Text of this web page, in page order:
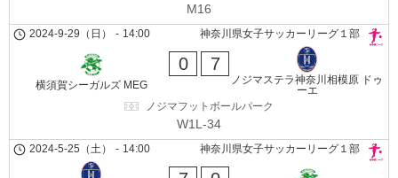
M16
神奈川県女子サッカーリーグ１部
2024-9-29（日） - 14:00
横須賀シーガルズ MEG
0 7
ノジマステラ神奈川相模原 ドゥ
ーエ
ノジマフットボールパーク
W1L-34
神奈川県女子サッカーリーグ１部
2024-5-25（土） - 14:00